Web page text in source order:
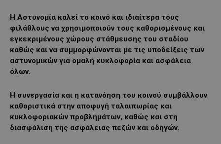
Η Αστυνομία καλεί το κοινό και ιδιαίτερα τους
φιλάθλους να χρησιμοποιούν τους καθορισμένους και
εγκεκριμένους χώρους στάθμευσης του σταδίου
καθώς και να συμμορφώνονται με τις υποδείξεις των
αστυνομικών για ομαλή κυκλοφορία και ασφάλεια
όλων.
Η συνεργασία και η κατανόηση του κοινού συμβάλλουν
καθοριστικά στην αποφυγή ταλαιπωρίας και
κυκλοφοριακών προβλημάτων, καθώς και στη
διασφάλιση της ασφάλειας πεζών και οδηγών.